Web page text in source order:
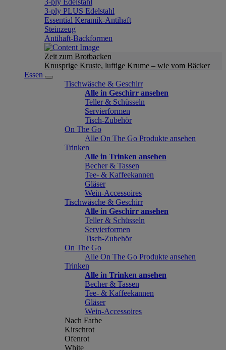
3-ply Edelstahl
3-ply PLUS Edelstahl
Essential Keramik-Antihaft
Steinzeug
Antihaft-Backformen
Zeit zum Brotbacken
Knusprige Kruste, luftige Krume – wie vom Bäcker
Essen
Tischwäsche & Geschirr
Alle in Geschirr ansehen
Teller & Schüsseln
Servierformen
Tisch-Zubehör
On The Go
Alle On The Go Produkte ansehen
Trinken
Alle in Trinken ansehen
Becher & Tassen
Tee- & Kaffeekannen
Gläser
Wein-Accessoires
Tischwäsche & Geschirr
Alle in Geschirr ansehen
Teller & Schüsseln
Servierformen
Tisch-Zubehör
On The Go
Alle On The Go Produkte ansehen
Trinken
Alle in Trinken ansehen
Becher & Tassen
Tee- & Kaffeekannen
Gläser
Wein-Accessoires
Nach Farbe
Kirschrot
Ofenrot
White